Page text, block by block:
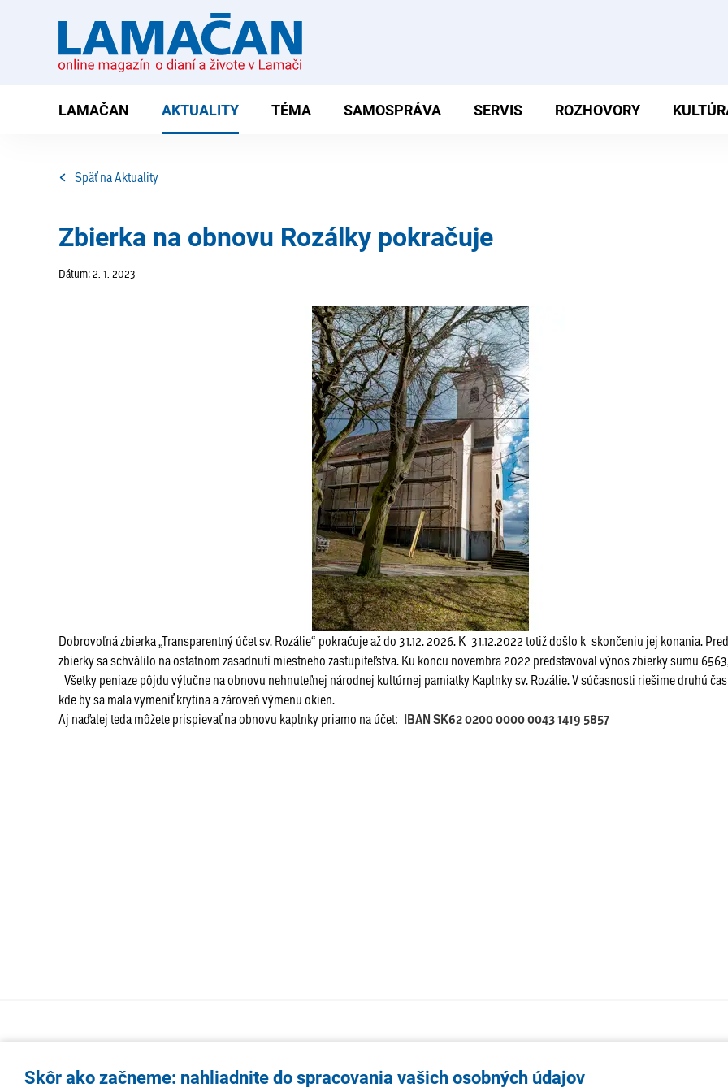
LAMAČAN AKTUALITY TÉMA SAMOSPRÁVA SERVIS ROZHOVORY
Späť na Aktuality
Zbierka na obnovu Rozálky pokračuje
Dátum: 2. 1. 2023
Dobrovoľná zbierka „Transparentný účet sv. Rozálie“ pokračuje až do 31.12. 2026. K 31.12.2022 totiž došlo k skončeniu jej konania.
zbierky sa schválilo na ostatnom zasadnutí miestneho zastupiteľstva. Ku koncu novembra 2022 predstavoval výnos zbierky sumu
Všetky peniaze pôjdu výlučne na obnovu nehnuteľnej národnej kultúrnej pamiatky Kaplnky sv. Rozálie. V súčasnosti riešime druhú
kde by sa mala vymeniť krytina a zároveň výmenu okien.
Aj naďalej teda môžete prispievať na obnovu kaplnky priamo na účet: IBAN SK62 0200 0000 0043 1419 5857
AKTUALITY TÉMA
Skôr ako začneme: nahliadnite do spracovania vašich osobných údajov